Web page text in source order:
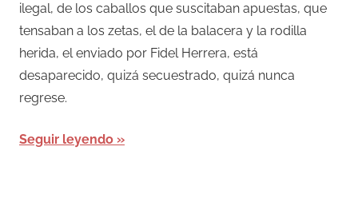
ilegal, de los caballos que suscitaban apuestas, que
tensaban a los zetas, el de la balacera y la rodilla
herida, el enviado por Fidel Herrera, está
desaparecido, quizá secuestrado, quizá nunca
regrese.
Seguir leyendo